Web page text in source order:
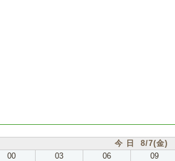
今 日 8/7(金)
00 03 06 09